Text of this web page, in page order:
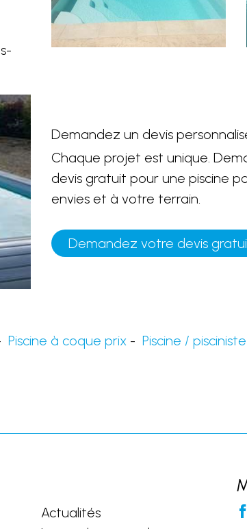
Demandez un devis
Chaque projet est unique.
devis gratuit pour une piscine
envies et à votre terrain.
Demandez votre devis
Piscine à coque prix - Piscine /
Actualités